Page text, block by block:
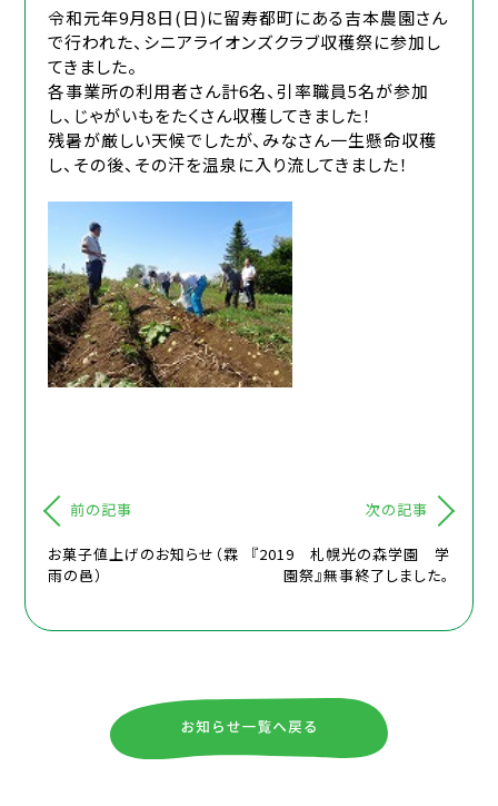
令和元年9月8日(日)に留寿都町にある吉本農園さん
で行われた、シニアライオンズクラブ収穫祭に参加し
てきました。
各事業所の利用者さん計6名、引率職員5名が参加
し、じゃがいもをたくさん収穫してきました！
残暑が厳しい天候でしたが、みなさん一生懸命収穫
し、その後、その汗を温泉に入り流してきました！
前の記事
お菓子値上げのお知らせ（霖
雨の邑）
次の記事
『2019 札幌光の森学園 学
園祭』無事終了しました。